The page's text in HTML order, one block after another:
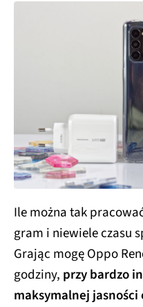
Ile można tak
gram i niewiele czasu
Grając mogę Oppo
godziny, przy bardzo
maksymalnej